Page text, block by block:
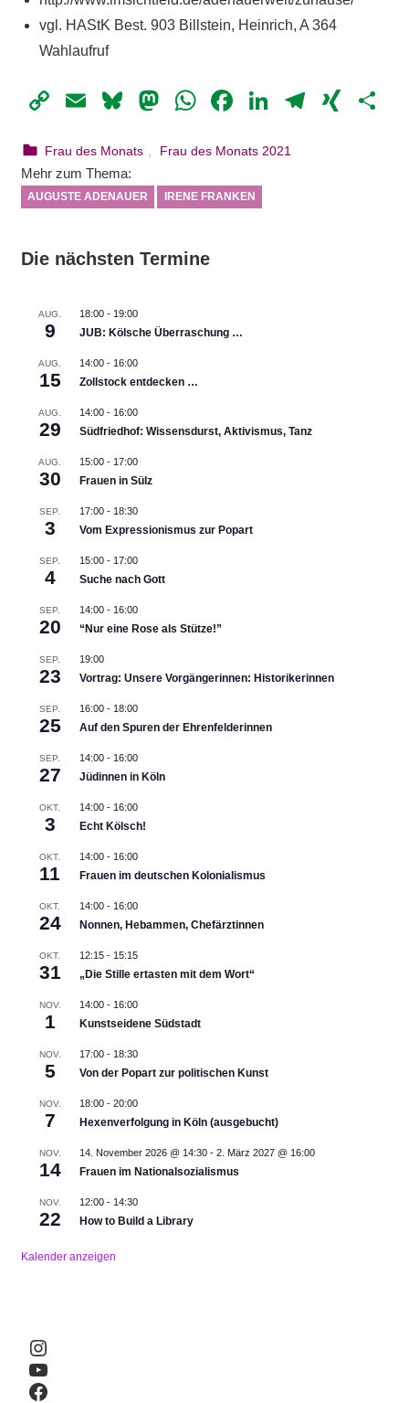
vgl. HAStK Best. 903 Billstein, Heinrich, A 364
Wahlaufruf
CopyEmailBluesky
Mastodon
WhatsApp
Facebook
LinkedIn
1. März 2021
webmam
Frau des Monats Frau des Monats 2021
Mehr zum Thema:
AUGUSTE ADENAUER IRENE FRANKEN
Die nächsten Termine
AUG.
9
18:00- 19:00
JUB: Kölsche Überraschung …
AUG.
15
14:00- 16:00
Zollstock entdecken …
AUG.
29
14:00- 16:00
Südfriedhof: Wissensdurst, Aktivismus, Tanz
AUG.
30
15:00- 17:00
Frauen in Sülz
SEP.
3
17:00- 18:30
Vom Expressionismus zur Popart
SEP.
4
15:00- 17:00
Suche nach Gott
SEP.
20
14:00- 16:00
“Nur eine Rose als Stütze!”
SEP.
23
19:00
Vortrag: Unsere Vorgängerinnen: Historikerinnen
SEP.
25
16:00- 18:00
Auf den Spuren der Ehrenfelderinnen
SEP.
27
14:00- 16:00
Jüdinnen in Köln
OKT.
3
14:00- 16:00
Echt Kölsch!
OKT.
11
14:00- 16:00
Frauen im deutschen Kolonialismus
OKT.
24
14:00- 16:00
Nonnen, Hebammen, Chefärztinnen
OKT.
31
12:15- 15:15
„Die Stille ertasten mit dem Wort“
NOV.
1
14:00- 16:00
Kunstseidene Südstadt
NOV.
5
17:00- 18:30
Von der Popart zur politischen Kunst
NOV.
7
18:00- 20:00
Hexenverfolgung in Köln (ausgebucht)
NOV.
14
14. November 2026 @ 14:30- 2. März 2027 @ 16:00
Frauen im Nationalsozialismus
NOV.
22
12:00- 14:30
How to Build a Library
Kalender anzeigen
Instagram
YouTube
Facebook